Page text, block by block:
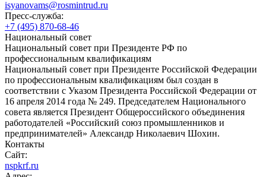
isyanovams@rosmintrud.ru
Пресс-служба:
+7 (495) 870-68-46
Национальный совет
Национальный совет при Президенте РФ по
профессиональным квалификациям
Национальный совет при Президенте Российской Федерации
по профессиональным квалификациям был создан в
соответствии с Указом Президента Российской Федерации от
16 апреля 2014 года № 249. Председателем Национального
совета является Президент Общероссийского объединения
работодателей «Российский союз промышленников и
предпринимателей» Александр Николаевич Шохин.
Контакты
Сайт:
nspkrf.ru